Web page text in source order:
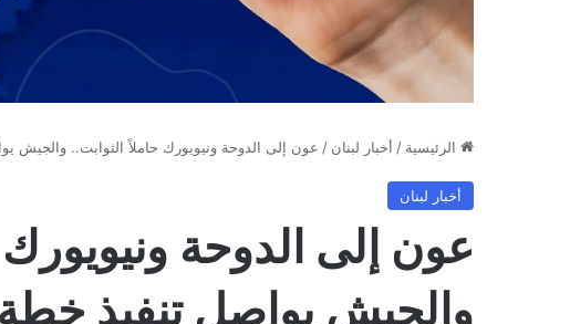
الرئيسية / أخبار لبنان / عون إلى الدوحة ونيويورك حاملاً الثوابت.. والجيش
أخبار لبنان
عون إلى الدوحة ونيويورك
والجيش يواصل تنفيذ